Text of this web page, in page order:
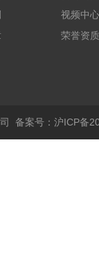
视频中心
荣誉资质
备案号：沪ICP备